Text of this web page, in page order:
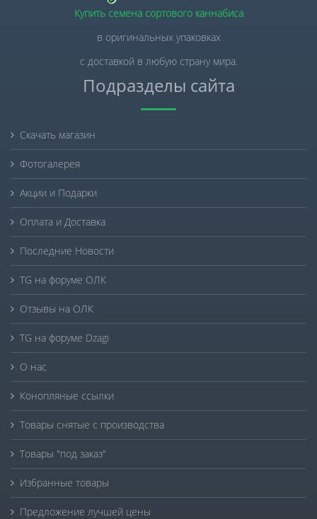
Купить семена сортового каннабиса
в оригинальных упаковках
с доставкой в любую страну мира.
Подразделы сайта
Скачать магазин
Фотогалерея
Акции и Подарки
Оплата и Доставка
Последние Новости
TG на форуме ОЛК
Отзывы на ОЛК
TG на форуме Dzagi
О нас
Конопляные ссылки
Товары снятые с производства
Товары "под заказ"
Избранные товары
Предложение лучшей цены